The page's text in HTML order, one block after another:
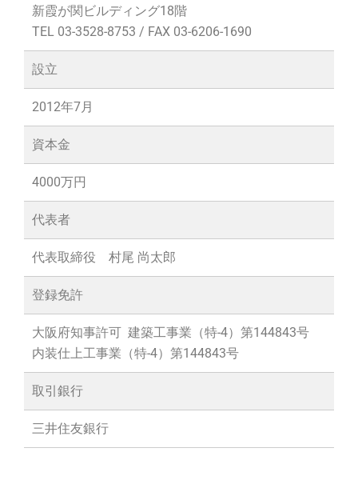
新霞が関ビルディング18階
TEL 03-3528-8753 / FAX 03-6206-1690
設立
2012年7月
資本金
4000万円
代表者
代表取締役 村尾 尚太郎
登録免許
大阪府知事許可 建築工事業（特-4）第144843号
内装仕上工事業（特-4）第144843号
取引銀行
三井住友銀行